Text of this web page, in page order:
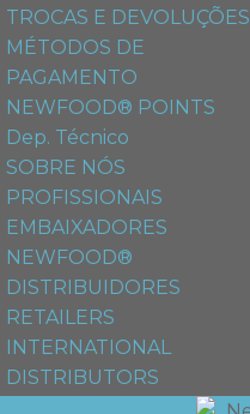
TROCAS E DEVOLUÇÕES
MÉTODOS DE
PAGAMENTO
NEWFOOD® POINTS
Dep. Técnico
SOBRE NÓS
PROFISSIONAIS
EMBAIXADORES
NEWFOOD®
DISTRIBUIDORES
RETAILERS
INTERNATIONAL
DISTRIBUTORS